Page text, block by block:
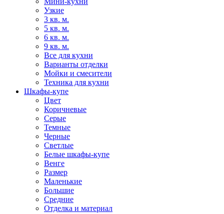
Узкие
3 кв. м.
5 кв. м.
6 кв. м.
9 кв. м.
Все для кухни
Варианты отделки
Мойки и смесители
Техника для кухни
Шкафы-купе
Цвет
Коричневые
Серые
Темные
Черные
Светлые
Белые шкафы-купе
Венге
Размер
Маленькие
Большие
Средние
Отделка и материал